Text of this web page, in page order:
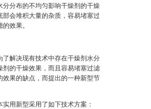
分分布的不均匀影响干燥剂的干燥
部会堆积大量的杂质，容易堵塞过
效果。
了解决现有技术中存在干燥剂水分
剂的干燥效果，而且容易堵塞过滤
效果的缺点，而提出的一种新型节
用新型采用了如下技术方案：